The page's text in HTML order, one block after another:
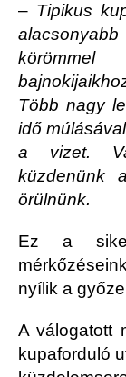
– Tipikus
Több nagy
idő
a vizet.
küzdenünk
örülnünk.
Ez a
nyílik a
A válogatott
kupaforduló